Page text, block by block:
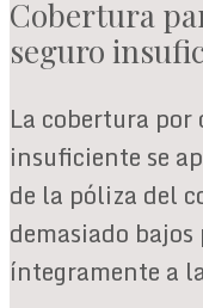
Cobertura
seguro
La cobertura
insuficiente se
de la póliza del
demasiado
íntegramente a